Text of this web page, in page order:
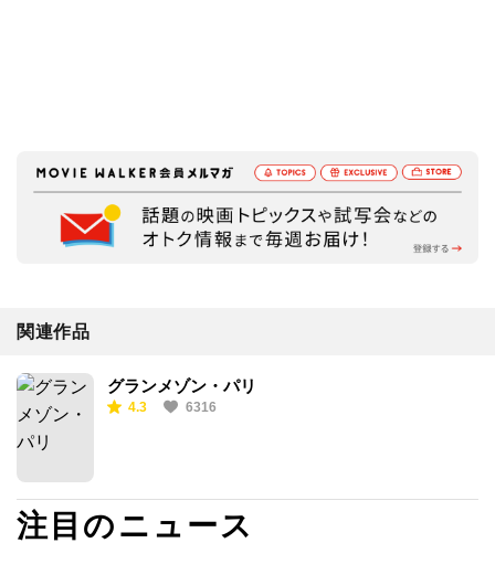
関連作品
グランメゾン・パリ
4.3 6316
注目のニュース